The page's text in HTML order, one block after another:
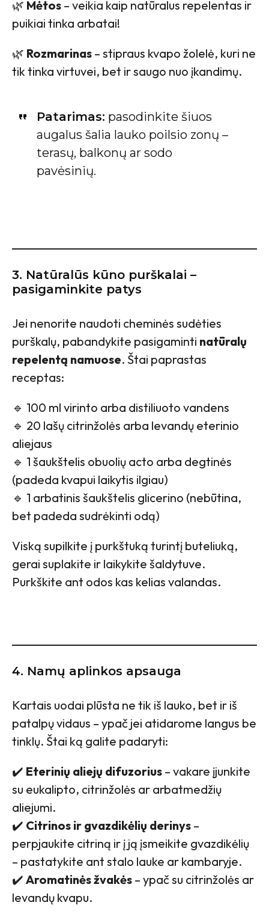
🌿 Mėtos – veikia kaip natūralus repelentas ir
puikiai tinka arbatai!
🌿 Rozmarinas – stipraus kvapo žolelė, kuri ne
tik tinka virtuvei, bet ir saugo nuo įkandimų.
Patarimas: pasodinkite šiuos
augalus šalia lauko poilsio zonų –
terasų, balkonų ar sodo
pavėsinių.
3. Natūralūs kūno purškalai –
pasigaminkite patys
Jei nenorite naudoti cheminės sudėties
purškalų, pabandykite pasigaminti natūralų
repelentą namuose. Štai paprastas
receptas:
🔹 100 ml virinto arba distiliuoto vandens
🔹 20 lašų citrinžolės arba levandų eterinio
aliejaus
🔹 1 šaukštelis obuolių acto arba degtinės
(padeda kvapui laikytis ilgiau)
🔹 1 arbatinis šaukštelis glicerino (nebūtina,
bet padeda sudrėkinti odą)
Viską supilkite į purkštuką turintį buteliuką,
gerai suplakite ir laikykite šaldytuve.
Purkškite ant odos kas kelias valandas.
4. Namų aplinkos apsauga
Kartais uodai plūsta ne tik iš lauko, bet ir iš
patalpų vidaus – ypač jei atidarome langus be
tinklų. Štai ką galite padaryti:
✔️ Eterinių aliejų difuzorius – vakare įjunkite
su eukalipto, citrinžolės ar arbatmedžių
aliejumi.
✔️ Citrinos ir gvazdikėlių derinys –
perpjaukite citriną ir į ją įsmeikite gvazdikėlių
– pastatykite ant stalo lauke ar kambaryje.
✔️ Aromatinės žvakės – ypač su citrinžolės ar
levandų kvapu.